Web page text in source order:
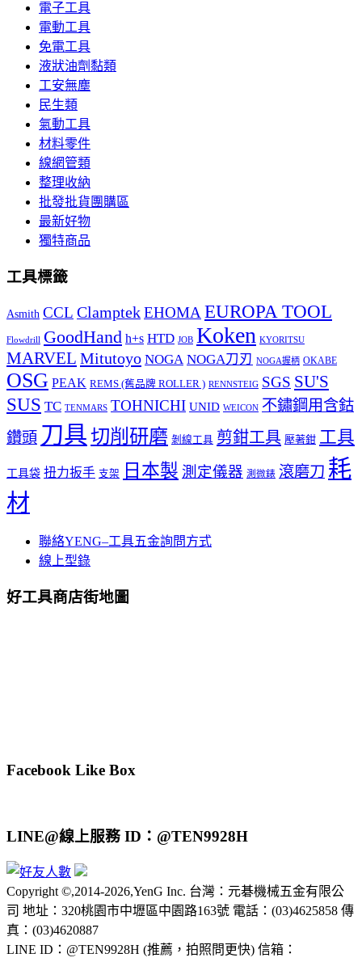
電子工具
電動工具
免電工具
液狀油劑黏類
工安無塵
民生類
氣動工具
材料零件
線網管類
整理收納
批發批貨團購區
最新好物
獨特商品
工具標籤
Asmith CCL ClamptekEHOMAEUROPA TOOL
Flowdrill GoodHand h+s HTD JOB Koken KYORITSU
MARVEL Mitutoyo NOGA NOGA刀刃 NOGA握柄 OKABE
OSG PEAK REMS (舊品牌 ROLLER ) RENNSTEIG SGS SU'S
SUS TC TENMARS TOHNICHI UNID WEICON 不鏽鋼用含鈷
鑽頭 刀具切削研磨 剝線工具 剪鉗工具 壓著鉗 工具
工具袋 扭力扳手 支架 日本製 測定儀器 測微錶 滾磨刀 耗
材
聯絡YENG–工具五金詢問方式
線上型錄
好工具商店街地圖
Facebook Like Box
LINE@線上服務 ID：@TEN9928H
Copyright ©,2014-2026,YenG Inc. 台灣：元碁機械五金有限公
司 地址：320桃園市中壢區中園路163號 電話：(03)4625858 傳
真：(03)4620887
LINE ID：@TEN9928H (推薦，拍照問更快) 信箱：